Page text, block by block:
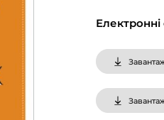
довідники, словники
сертифікати (1)